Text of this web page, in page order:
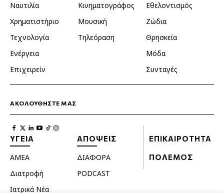
Ναυτιλία
Χρηματιστήριο
Τεχνολογία
Ενέργεια
Επιχειρείν
Κινηματογράφος
Μουσική
Τηλεόραση
Εθελοντισμός
Ζώδια
Θρησκεία
Μόδα
Συνταγές
ΑΚΟΛΟΥΘΗΣΤΕ ΜΑΣ
ΥΓΕΙΑ
ΑΜΕΑ
Διατροφή
Ιατρικά Νέα
ΑΠΟΨΕΙΣ
ΔΙΑΦΟΡΑ
PODCAST
ΕΠΙΚΑΙΡΟΤΗΤΑ
ΠΟΛΕΜΟΣ